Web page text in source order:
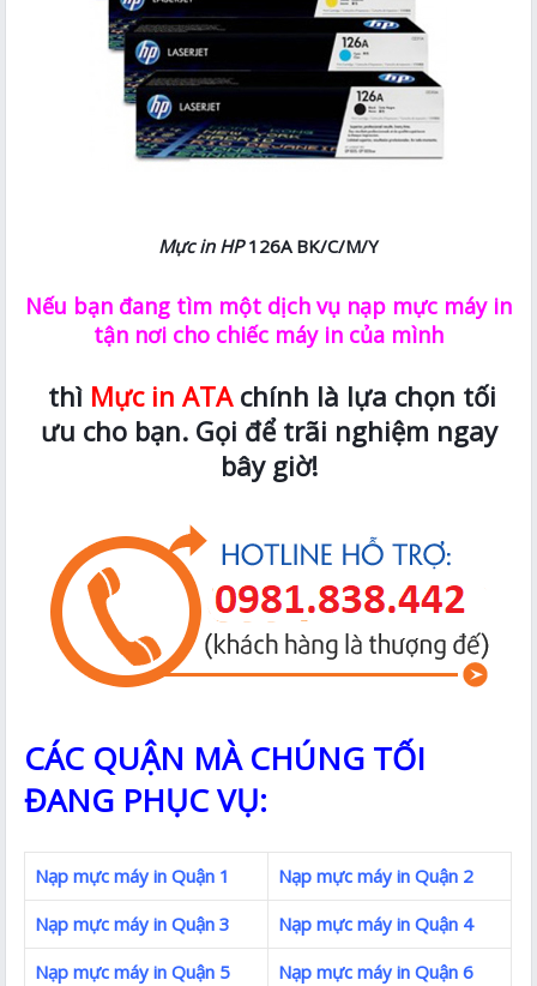
Mực in HP126A BK/C/M/Y
Nếu bạn đang tìm một dịch vụ nạp mực máy in
tận nơi cho chiếc máy in của mình
thì Mực in ATAchính là lựa chọn tối
ưu cho bạn. Gọi để trãi nghiệm ngay
bây giờ!
CÁC QUẬN MÀ CHÚNG TỐI
ĐANG PHỤC VỤ:
Nạp mực máy in Quận 1
Nạp mực máy in Quận 2
Nạp mực máy in Quận 3
Nạp mực máy in Quận 4
Nạp mực máy in Quận 5
Nạp mực máy in Quận 6